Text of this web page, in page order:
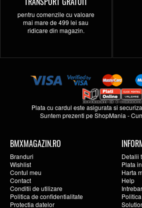
pentru comenzile cu valoare
mai mare de 499 lei sau
ridicare din magazin.
Plata cu cardul este asigurata si
Suntem prezenti peShopMania -
BMXMAGAZIN.RO
Branduri
Wishlist
Contul meu
Contact
Conditii de utilizare
Politica de confidentialitate
Protectia datelor
Detalii
Plata
Harta
Help